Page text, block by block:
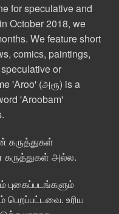
for speculative and
October 2018, we
We feature short
comics, paintings,
or
'Aroo' (அரூ) is a
'Aroobam'
கருத்துகள்
கருத்துகள் அல்ல.
புகைப்படங்களும்
பெறப்பட்டவை. உரிய